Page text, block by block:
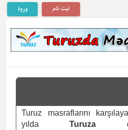
ورود ثبت نام
Turuz masraflarını
yılda
Turuza